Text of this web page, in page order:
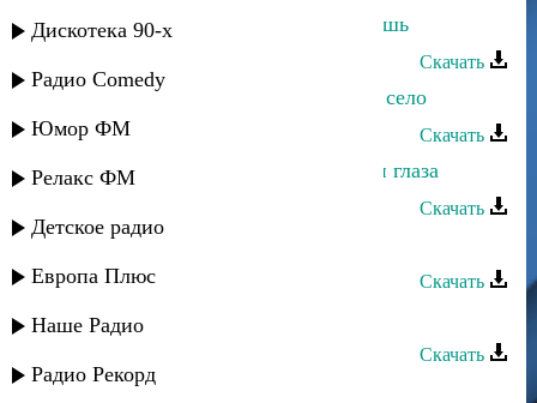
Дискотека 90-х
Радио Comedy
Юмор ФМ
Релакс ФМ
Детское радио
Европа Плюс
Наше Радио
Радио Рекорд
Марина Мустафаева - Зачем уходишь
Скачать
Марина Мустафаева - Мое родное село
Скачать
Марина Мустафаева - Люблю твои глаза
Скачать
Марина Мустафаева - В горах
Скачать
Марина Мустафаева - Иди ко мне
Скачать
Марина Мустафаева - Счастье